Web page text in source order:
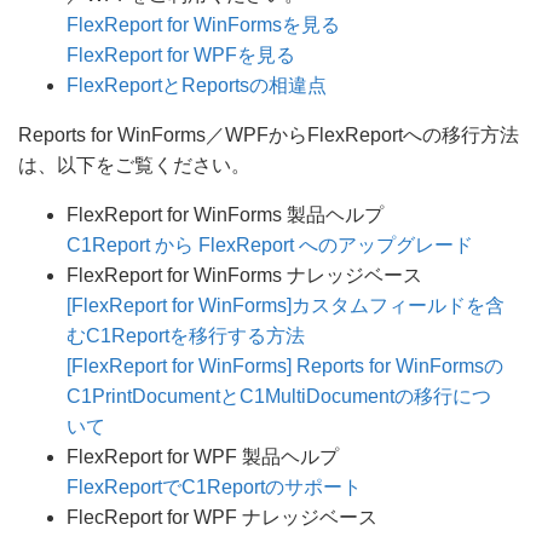
FlexReport for WinFormsを見る
FlexReport for WPFを見る
FlexReportとReportsの相違点
Reports for WinForms／WPFからFlexReportへの移行方法
は、以下をご覧ください。
FlexReport for WinForms 製品ヘルプ
C1Report から FlexReport へのアップグレード
FlexReport for WinForms ナレッジベース
[FlexReport for WinForms]カスタムフィールドを含
むC1Reportを移行する方法
[FlexReport for WinForms] Reports for WinFormsの
C1PrintDocumentとC1MultiDocumentの移行につ
いて
FlexReport for WPF 製品ヘルプ
FlexReportでC1Reportのサポート
FlecReport for WPF ナレッジベース